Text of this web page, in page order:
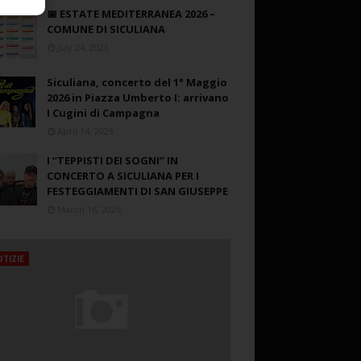
📅 ESTATE MEDITERRANEA 2026 –
COMUNE DI SICULIANA
Siculiana, concerto del 1° Maggio
2026 in Piazza Umberto I: arrivano
I Cugini di Campagna
I “TEPPISTI DEI SOGNI” IN
CONCERTO A SICULIANA PER I
FESTEGGIAMENTI DI SAN GIUSEPPE